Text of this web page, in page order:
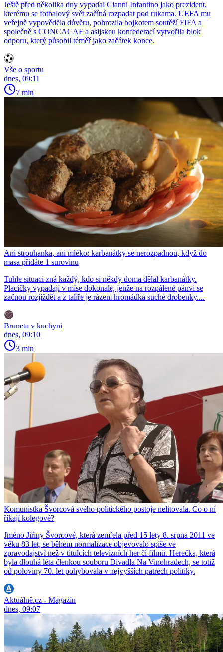
Ještě před několika dny vypadal Gianni Infantino jako prezident,
kterému se fotbalový svět začíná rozpadat pod rukama. UEFA mu
veřejně vypověděla důvěru, pohrozila bojkotem soutěží FIFA a
společně s CONCACAF a asijskou konfederací vytvořila blok
odporu, který působil téměř jako začátek konce.
Vše o sportu
dnes, 09:11
7 min
Ani strouhanka, ani mléko: karbanátky se nerozpadnou, když do
masa přidáte 1 surovinu
Tuhle situaci zná každý, kdo si někdy doma dělal karbanátky.
Placičky vypadají v míse dokonale, jenže na rozpálené pánvi se
začnou rozjíždět a z talíře je rázem hromádka suché drobenky....
Bruneta v kuchyni
dnes, 09:10
3 min
Komunistka Švorcová svého politického postoje nelitovala. Co o ní
říkají kolegové?
Jméno Jiřiny Švorcové, která zemřela před 15 lety 8. srpna 2011 ve
věku 83 let, se během normalizace objevovalo spíše ve
zpravodajství než v titulcích televizních her či filmů. Herečka, která
byla dlouhá léta členkou souboru Divadla Na Vinohradech, se totiž
od poloviny 70. let pohybovala v nejvyšších patrech politiky.
Aktuálně.cz - Magazín
dnes, 09:07